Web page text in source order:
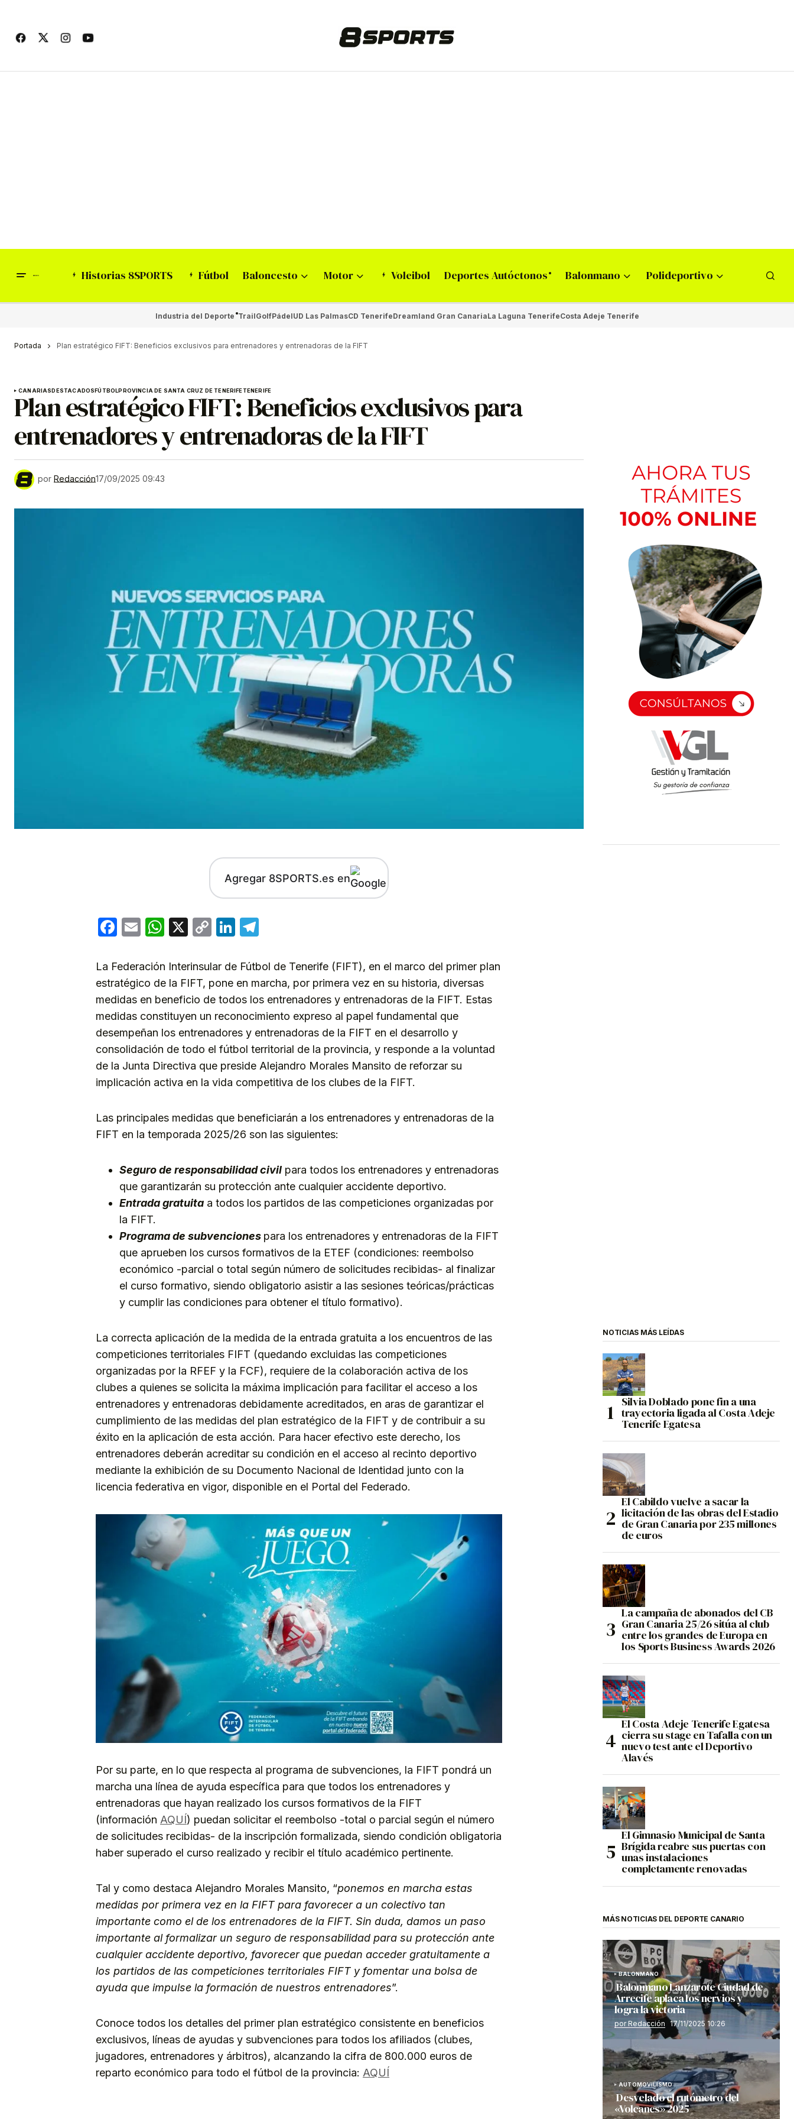
Historias 8SPORTS Fútbol Baloncesto Motor Voleibol Deportes Autóctonos Balonmano Polideportivo
Industria del Deporte TrailGolfPádelUD Las PalmasCD TenerifeDreamland Gran CanariaLa Laguna TenerifeCosta Adeje Tenerife
Portada Plan estratégico FIFT: Beneficios exclusivos para entrenadores y entrenadoras de la FIFT
CANARIASDESTACADOSFÚTBOLPROVINCIA DE SANTA CRUZ DE TENERIFETENERIFE
Plan estratégico FIFT: Beneficios exclusivos para
entrenadores y entrenadoras de la FIFT
por Redacción17/09/2025 09:43
Agregar 8SPORTS.es en
Facebook
EmailWhatsApp
X
CopyLinkedIn
La Federación Interinsular de Fútbol de Tenerife (FIFT), en el marco del primer plan
estratégico de la FIFT, pone en marcha, por primera vez en su historia, diversas
medidas en beneficio de todos los entrenadores y entrenadoras de la FIFT. Estas
medidas constituyen un reconocimiento expreso al papel fundamental que
desempeñan los entrenadores y entrenadoras de la FIFT en el desarrollo y
consolidación de todo el fútbol territorial de la provincia, y responde a la voluntad
de la Junta Directiva que preside Alejandro Morales Mansito de reforzar su
implicación activa en la vida competitiva de los clubes de la FIFT.
Las principales medidas que beneficiarán a los entrenadores y entrenadoras de la
FIFT en la temporada 2025/26 son las siguientes:
Seguro de responsabilidad civil para todos los entrenadores y entrenadoras
que garantizarán su protección ante cualquier accidente deportivo.
Entrada gratuita a todos los partidos de las competiciones organizadas por
la FIFT.
Programa de subvenciones para los entrenadores y entrenadoras de la FIFT
que aprueben los cursos formativos de la ETEF (condiciones: reembolso
económico -parcial o total según número de solicitudes recibidas- al finalizar
el curso formativo, siendo obligatorio asistir a las sesiones teóricas/prácticas
y cumplir las condiciones para obtener el título formativo).
La correcta aplicación de la medida de la entrada gratuita a los encuentros de las
competiciones territoriales FIFT (quedando excluidas las competiciones
organizadas por la RFEF y la FCF), requiere de la colaboración activa de los
clubes a quienes se solicita la máxima implicación para facilitar el acceso a los
entrenadores y entrenadoras debidamente acreditados, en aras de garantizar el
cumplimiento de las medidas del plan estratégico de la FIFT y de contribuir a su
éxito en la aplicación de esta acción. Para hacer efectivo este derecho, los
entrenadores deberán acreditar su condición en el acceso al recinto deportivo
mediante la exhibición de su Documento Nacional de Identidad junto con la
licencia federativa en vigor, disponible en el Portal del Federado.
Por su parte, en lo que respecta al programa de subvenciones, la FIFT pondrá un
marcha una línea de ayuda específica para que todos los entrenadores y
entrenadoras que hayan realizado los cursos formativos de la FIFT
(información AQUÍ) puedan solicitar el reembolso -total o parcial según el número
de solicitudes recibidas- de la inscripción formalizada, siendo condición obligatoria
haber superado el curso realizado y recibir el título académico pertinente.
Tal y como destaca Alejandro Morales Mansito, “ponemos en marcha estas
medidas por primera vez en la FIFT para favorecer a un colectivo tan
importante como el de los entrenadores de la FIFT. Sin duda, damos un paso
importante al formalizar un seguro de responsabilidad para su protección ante
cualquier accidente deportivo, favorecer que puedan acceder gratuitamente a
los partidos de las competiciones territoriales FIFT y fomentar una bolsa de
ayuda que impulse la formación de nuestros entrenadores”.
Conoce todos los detalles del primer plan estratégico consistente en beneficios
exclusivos, líneas de ayudas y subvenciones para todos los afiliados (clubes,
jugadores, entrenadores y árbitros), alcanzando la cifra de 800.000 euros de
reparto económico para todo el fútbol de la provincia: AQUÍ
NOTICIAS MÁS LEÍDAS
Silvia Doblado pone fin a una
trayectoria ligada al Costa Adeje
Tenerife Egatesa
El Cabildo vuelve a sacar la
licitación de las obras del Estadio
de Gran Canaria por 235 millones
de euros
La campaña de abonados del CB
Gran Canaria 25/26 sitúa al club
entre los grandes de Europa en
los Sports Business Awards 2026
El Costa Adeje Tenerife Egatesa
cierra su stage en Tafalla con un
nuevo test ante el Deportivo
Alavés
El Gimnasio Municipal de Santa
Brígida reabre sus puertas con
unas instalaciones
completamente renovadas
MÁS NOTICIAS DEL DEPORTE CANARIO
BALONMANO
Balonmano Lanzarote Ciudad de
Arrecife aplaca los nervios y
logra la victoria
por Redacción 17/11/2025 10:26
AUTOMOVILISMO
Desvelado el rutómetro del
«Volcanes» 2025